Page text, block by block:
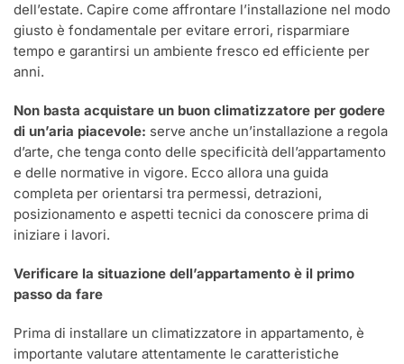
dell’estate. Capire come affrontare l’installazione nel modo
giusto è fondamentale per evitare errori, risparmiare
tempo e garantirsi un ambiente fresco ed efficiente per
anni.
Non basta acquistare un buon climatizzatore per godere
di un’aria piacevole: serve anche un’installazione a regola
d’arte, che tenga conto delle specificità dell’appartamento
e delle normative in vigore. Ecco allora una guida
completa per orientarsi tra permessi, detrazioni,
posizionamento e aspetti tecnici da conoscere prima di
iniziare i lavori.
Verificare la situazione dell’appartamento è il primo
passo da fare
Prima di installare un climatizzatore in appartamento, è
importante valutare attentamente le caratteristiche